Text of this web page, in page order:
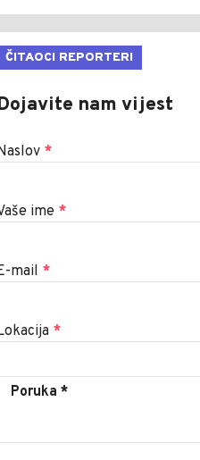
ČITAOCI REPORTERI
nam vijest
*
ime *
mail *
*